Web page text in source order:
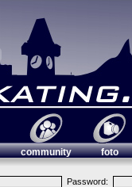
community foto
Password: